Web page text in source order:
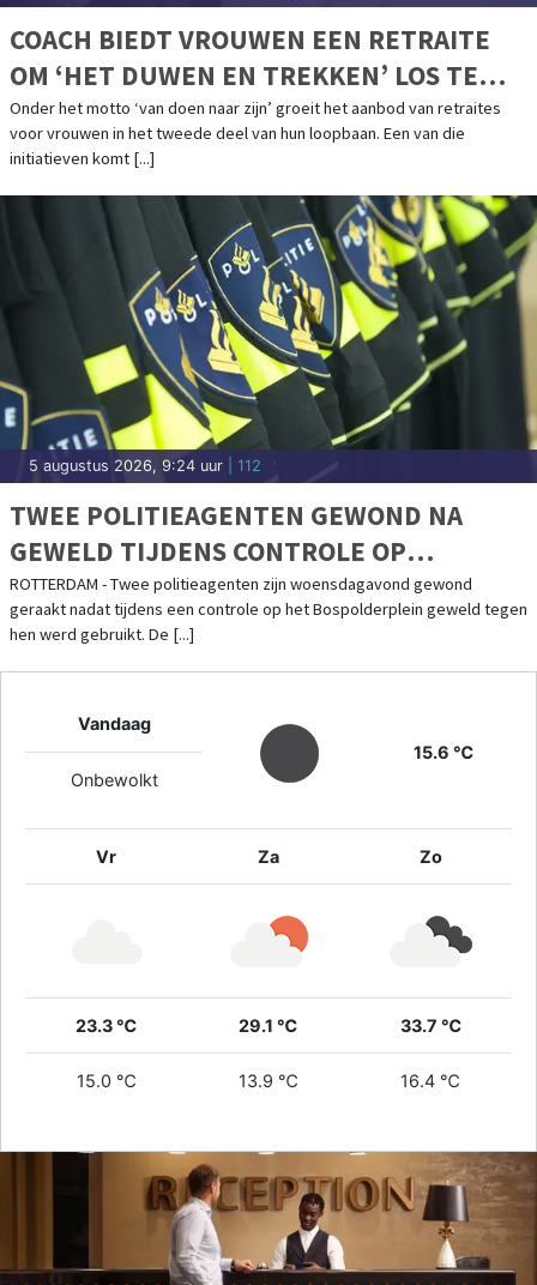
COACH BIEDT VROUWEN EEN RETRAITE
OM ‘HET DUWEN EN TREKKEN’ LOS TE
LATEN
Onder het motto ‘van doen naar zijn’ groeit het aanbod van retraites
voor vrouwen in het tweede deel van hun loopbaan. Een van die
initiatieven komt [...]
5 augustus 2026, 9:24 uur | 112
TWEE POLITIEAGENTEN GEWOND NA
GEWELD TIJDENS CONTROLE OP
BOSPOLDERPLEIN
ROTTERDAM - Twee politieagenten zijn woensdagavond gewond
geraakt nadat tijdens een controle op het Bospolderplein geweld tegen
hen werd gebruikt. De [...]
Vandaag
15.6 ℃
Onbewolkt
Vr Za Zo
23.3 ℃ 29.1 ℃ 33.7 ℃
15.0 ℃ 13.9 ℃ 16.4 ℃